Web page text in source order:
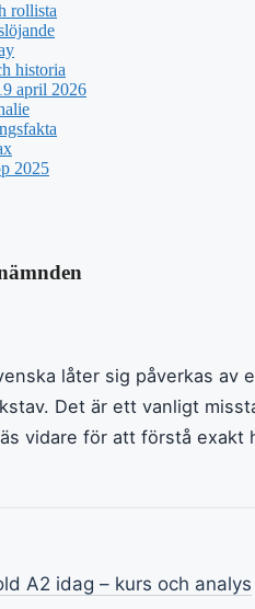
rollista
historia
april 2026
2025
låter sig påverkas av
Det är ett vanligt
vidare för att förstå
A2 idag – kurs och analys